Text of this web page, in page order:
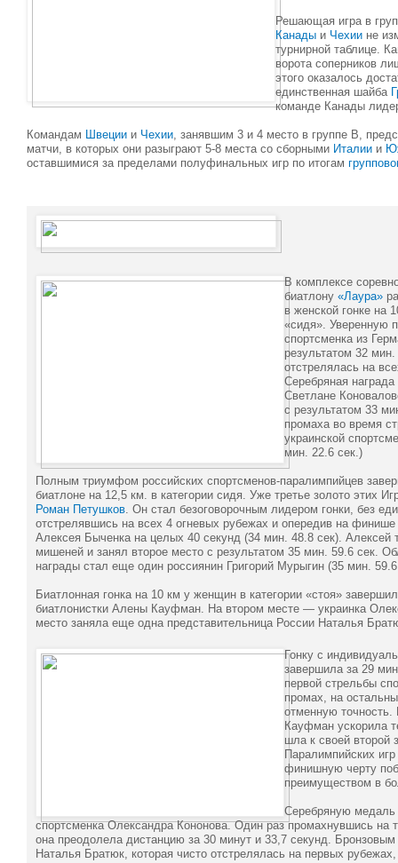
Решающая игра в
Канады и Чехии не
турнирной таблице.
ворота соперников
этого оказалось
единственная шайба
команде Канады
Командам Швеции и Чехии , занявшим 3 и 4 место в группе B,
матчи, в которых они разыграют 5-8 места со сборными Италии и
оставшимися за пределами полуфинальных игр по итогам
В комплексе
биатлону «Лаура»
в женской гонке на
«сидя». Уверенную
спортсменка из
результатом 32
отстрелялась на
Серебряная
Светлане
с результатом 33
промаха во время
украинской
мин. 22.6 сек.)
Полным триумфом российских спортсменов-паралимпийцев
биатлоне на 12,5 км. в категории сидя. Уже третье золото этих
Роман Петушков . Он стал безоговорочным лидером гонки, без
отстрелявшись на всех 4 огневых рубежах и опередив на финише
Алексея Быченка на целых 40 секунд (34 мин. 48.8 сек). Алексей
мишеней и занял второе место с результатом 35 мин. 59.6 сек.
награды стал еще один россиянин Григорий Мурыгин (35 мин.
Биатлонная гонка на 10 км у женщин в категории «стоя»
биатлонистки Алены Кауфман. На втором месте — украинка
место заняла еще одна представительница России Наталья
Гонку с
завершила за 29
первой стрельбы
промах, на
отменную точность.
Кауфман ускорила
шла к своей второй
Паралимпийских
финишную черту
преимуществом в
Серебряную медаль
спортсменка Олександра Кононова. Один раз промахнувшись на
она преодолела дистанцию за 30 минут и 33,7 секунд. Бронзовым
Наталья Братюк, которая чисто отстрелялась на первых